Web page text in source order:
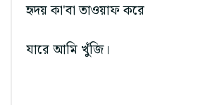
হৃদয় কা'বা তাওয়াফ করে
যারে আমি খুঁজি।